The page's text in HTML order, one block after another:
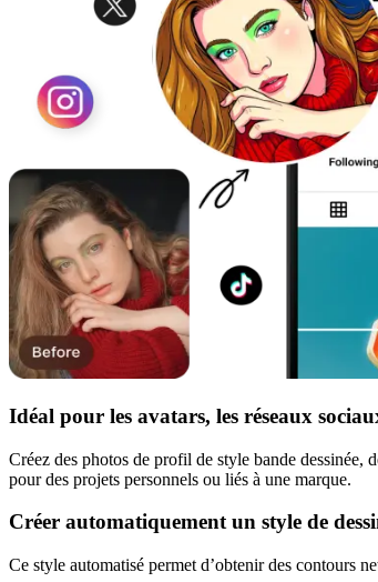
Idéal pour les avatars, les réseaux
Créez des photos de profil de style bande dessinée,
pour des projets personnels ou liés à une marque.
Créer automatiquement un style de
Ce style automatisé permet d’obtenir des contours